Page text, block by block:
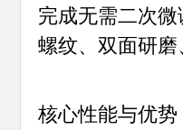
完成无需二次
螺纹、双面研
核心性能与优势